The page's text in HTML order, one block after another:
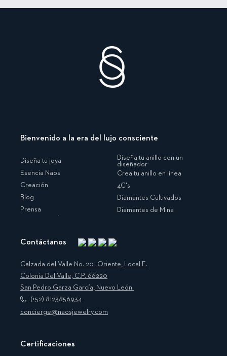
Bienvenido a la era del lujo consciente
Diseña tu joya
Esencia Naos
Creación
Blog
Prensa
Diseña tu anillo con un
diseñador
Crea tu anillo en línea
4C's
Diamantes Cultivados
Diamantes de Mina
Contáctanos
Instagram
Facebook
Translation
missing:
es.general.social.links.linkedin
Pinterest
Calzada del Valle No. 201 Oriente, Local E.
Colonia Del Valle, C.P. 66220
San Pedro Garza García, Nuevo León.
(+52) 8123856934
concierge@naosjewelry.com
Certificaciones